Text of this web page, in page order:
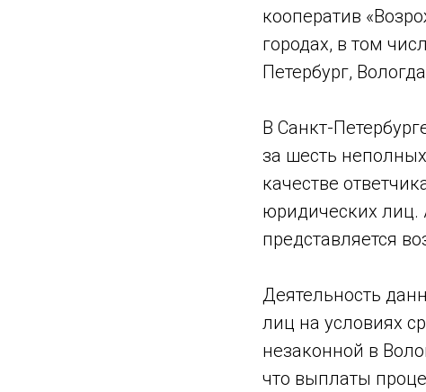
кооператив
городах, в том
Петербург,
В Санкт-
за шесть
качестве
юридических лиц.
представляется
Деятельность
лиц на условиях
незаконной в
что выплаты